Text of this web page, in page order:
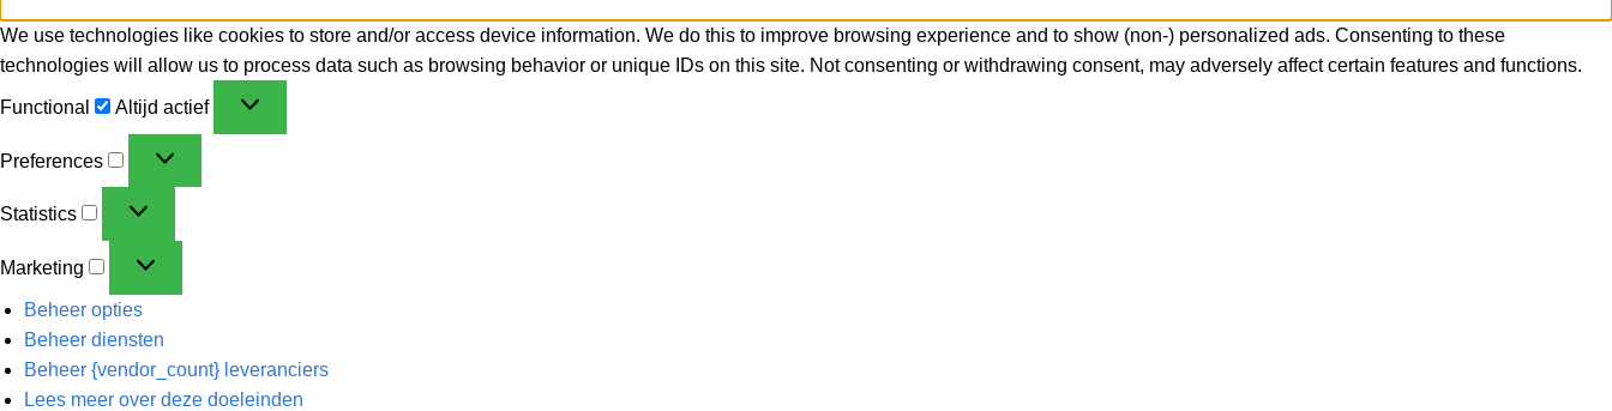
We use technologies like cookies to store and/or access device information. We do this to improve browsing experience and to show (non-) personalized ads. Consenting to these
technologies will allow us to process data such as browsing behavior or unique IDs on this site. Not consenting or withdrawing consent, may adversely affect certain features and functions.
Functional Altijd actief
Preferences
Statistics
Marketing
Beheer opties
Beheer diensten
Beheer {vendor_count} leveranciers
Lees meer over deze doeleinden